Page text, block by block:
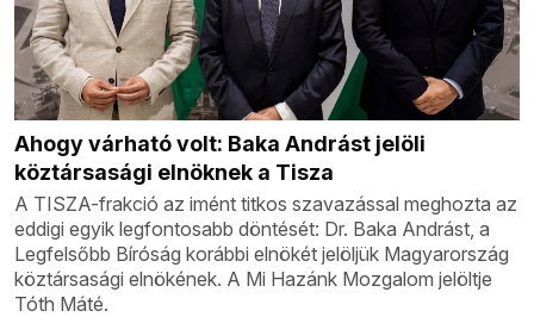
Ahogy várható volt: Baka Andrást jelöli
köztársasági elnöknek a Tisza
A TISZA-frakció az imént titkos szavazással meghozta az
eddigi egyik legfontosabb döntését: Dr. Baka Andrást, a
Legfelsőbb Bíróság korábbi elnökét jelöljük Magyarország
köztársasági elnökének. A Mi Hazánk Mozgalom jelöltje
Tóth Máté.